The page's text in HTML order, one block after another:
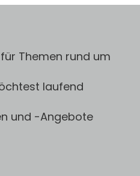
Themen rund um
laufend
und -Angebote